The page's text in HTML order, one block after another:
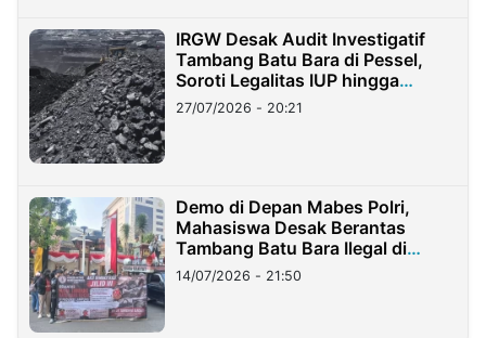
IRGW Desak Audit Investigatif
Tambang Batu Bara di Pessel,
Soroti Legalitas IUP hingga
Stockpile
27/07/2026 - 20:21
Demo di Depan Mabes Polri,
Mahasiswa Desak Berantas
Tambang Batu Bara Ilegal di
Lampung
14/07/2026 - 21:50